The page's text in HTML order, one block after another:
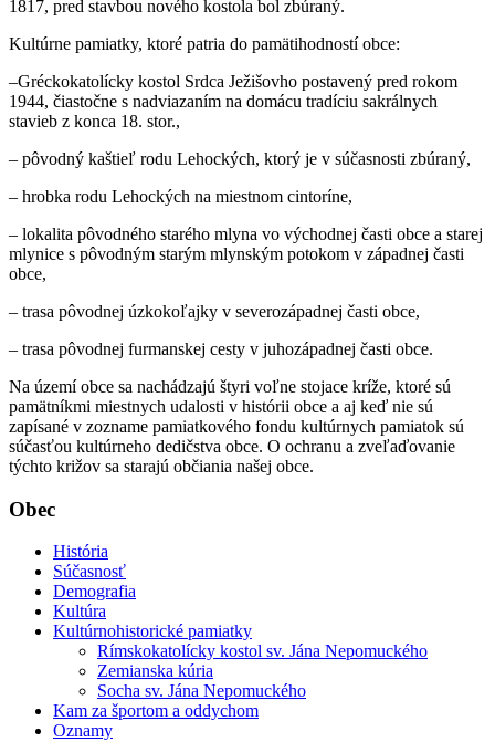
1817, pred stavbou nového kostola bol zbúraný.
Kultúrne pamiatky, ktoré patria do pamätihodností obce:
–Gréckokatolícky kostol Srdca Ježišovho postavený pred rokom
1944, čiastočne s nadviazaním na domácu tradíciu sakrálnych
stavieb z konca 18. stor.,
– pôvodný kaštieľ rodu Lehockých, ktorý je v súčasnosti zbúraný,
– hrobka rodu Lehockých na miestnom cintoríne,
– lokalita pôvodného starého mlyna vo východnej časti obce a starej
mlynice s pôvodným starým mlynským potokom v západnej časti
obce,
– trasa pôvodnej úzkokoľajky v severozápadnej časti obce,
– trasa pôvodnej furmanskej cesty v juhozápadnej časti obce.
Na území obce sa nachádzajú štyri voľne stojace kríže, ktoré sú
pamätníkmi miestnych udalosti v histórii obce a aj keď nie sú
zapísané v zozname pamiatkového fondu kultúrnych pamiatok sú
súčasťou kultúrneho dedičstva obce. O ochranu a zveľaďovanie
týchto križov sa starajú občiania našej obce.
Obec
História
Súčasnosť
Demografia
Kultúra
Kultúrnohistorické pamiatky
Rímskokatolícky kostol sv. Jána Nepomuckého
Zemianska kúria
Socha sv. Jána Nepomuckého
Kam za športom a oddychom
Oznamy